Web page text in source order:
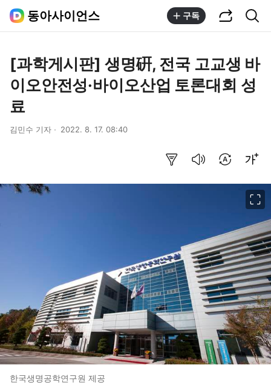
동아사이언스 구독
[과학게시판] 생명硏, 전국 고교생 바
이오안전성·바이오산업 토론대회 성
료
김민수 기자 2022. 8. 17. 08:40
한국생명공학연구원 제공